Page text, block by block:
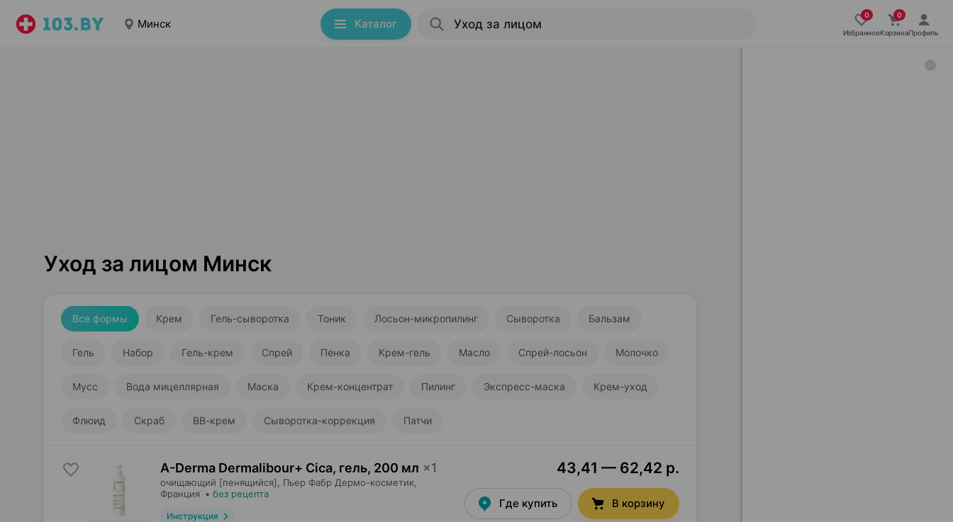
Минск Каталог
ИзбранноеКорзинаПрофиль
Уход за лицом Минск
Все формы Крем Гель-сыворотка Тоник Лосьон-микропилинг Сыворотка Бальзам
Гель Набор Гель-крем Спрей Пенка Крем-гель Масло Спрей-лосьон Молочко
Мусс Вода мицеллярная Маска Крем-концентрат Пилинг Экспресс-маска Крем-уход
Флюид Скраб ВВ-крем Сыворотка-коррекция Патчи
A-Derma Dermalibour+ Cica, гель, 200 мл ×1
очищающий [пенящийся], Пьер Фабр Дермо-косметик
Франция • без рецепта
Инструкция
43,41 — 62,42 р.
Где купить В корзину